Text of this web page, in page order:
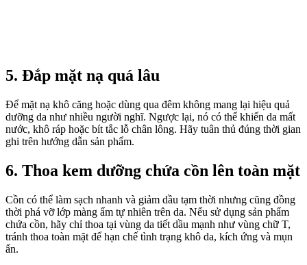
5. Đắp mặt nạ quá lâu
Để mặt nạ khô căng hoặc dùng qua đêm không mang lại hiệu quả
dưỡng da như nhiều người nghĩ. Ngược lại, nó có thể khiến da mất
nước, khô ráp hoặc bít tắc lỗ chân lông. Hãy tuân thủ đúng thời gian
ghi trên hướng dẫn sản phẩm.
6. Thoa kem dưỡng chứa cồn lên toàn mặt
Cồn có thể làm sạch nhanh và giảm dầu tạm thời nhưng cũng đồng
thời phá vỡ lớp màng ẩm tự nhiên trên da. Nếu sử dụng sản phẩm
chứa cồn, hãy chỉ thoa tại vùng da tiết dầu mạnh như vùng chữ T,
tránh thoa toàn mặt để hạn chế tình trạng khô da, kích ứng và mụn
ẩn.